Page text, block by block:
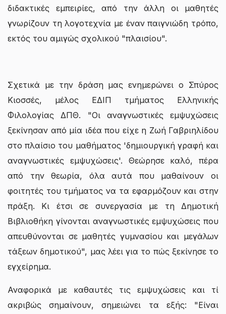
διδακτικές εμπειρίες, από την άλλη οι μαθητές
γνωρίζουν τη λογοτεχνία με έναν παιγνιώδη τρόπο,
εκτός του αμιγώς σχολικού "πλαισίου".
Σχετικά με την δράση μας ενημερώνει ο Σπύρος
Κιοσσές, μέλος ΕΔΙΠ τμήματος Ελληνικής
Φιλολογίας ΔΠΘ. "Οι αναγνωστικές εμψυχώσεις
ξεκίνησαν από μία ιδέα που είχε η Ζωή Γαβριηλίδου
στο πλαίσιο του μαθήματος 'δημιουργική γραφή και
αναγνωστικές εμψυχώσεις'. Θεώρησε καλό, πέρα
από την θεωρία, όλα αυτά που μαθαίνουν οι
φοιτητές του τμήματος να τα εφαρμόζουν και στην
πράξη. Κι έτσι σε συνεργασία με τη Δημοτική
Βιβλιοθήκη γίνονται αναγνωστικές εμψυχώσεις που
απευθύνονται σε μαθητές γυμνασίου και μεγάλων
τάξεων δημοτικού", μας λέει για το πώς ξεκίνησε το
εγχείρημα.
Αναφορικά με καθαυτές τις εμψυχώσεις και τί
ακριβώς σημαίνουν, σημειώνει τα εξής: "Είναι